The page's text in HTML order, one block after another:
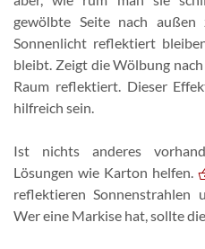
gewölbte Seite nach
Sonnenlicht reflektiert
bleibt. Zeigt die Wölbung
Raum reflektiert. Dieser
hilfreich sein.
Ist nichts anderes
Lösungen wie Karton helfen.
reflektieren Sonnenstrahlen
Wer eine Markise hat, sollte